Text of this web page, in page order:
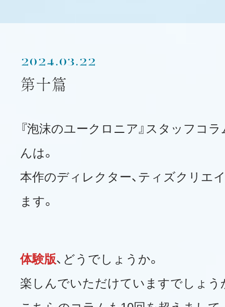
2024.03.22
第十篇
『泡沫のユークロニア』スタッフコ
んは。
本作のディレクター、ティズクリエ
ます。
体験版、どうでしょうか。
楽しんでいただけていますでしょう